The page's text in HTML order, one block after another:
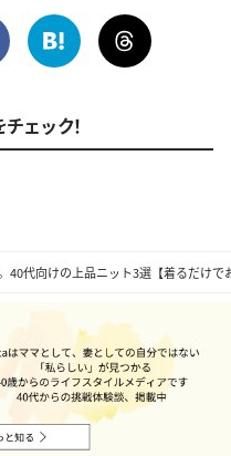
40代向けの上品ニット3選【着るだけで
ェック！